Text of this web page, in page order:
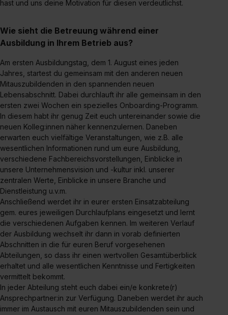
hast und uns deine Motivation für diesen verdeutlichst.
Wie sieht die Betreuung während einer
Ausbildung in Ihrem Betrieb aus?
Am ersten Ausbildungstag, dem 1. August eines jeden
Jahres, startest du gemeinsam mit den anderen neuen
Mitauszubildenden in den spannenden neuen
Lebensabschnitt. Dabei durchlauft ihr alle gemeinsam in den
ersten zwei Wochen ein spezielles Onboarding-Programm.
In diesem habt ihr genug Zeit euch untereinander sowie die
neuen Kolleg:innen näher kennenzulernen. Daneben
erwarten euch vielfältige Veranstaltungen, wie z.B. alle
wesentlichen Informationen rund um eure Ausbildung,
verschiedene Fachbereichsvorstellungen, Einblicke in
unsere Unternehmensvision und -kultur inkl. unserer
zentralen Werte, Einblicke in unsere Branche und
Dienstleistung u.v.m.
Anschließend werdet ihr in eurer ersten Einsatzabteilung
gem. eures jeweiligen Durchlaufplans eingesetzt und lernt
die verschiedenen Aufgaben kennen. Im weiteren Verlauf
der Ausbildung wechselt ihr dann in vorab definierten
Abschnitten in die für euren Beruf vorgesehenen
Abteilungen, so dass ihr einen wertvollen Gesamtüberblick
erhaltet und alle wesentlichen Kenntnisse und Fertigkeiten
vermittelt bekommt.
In jeder Abteilung steht euch dabei ein/e konkrete(r)
Ansprechpartner:in zur Verfügung. Daneben werdet ihr auch
immer im Austausch mit euren Mitauszubildenden sein und